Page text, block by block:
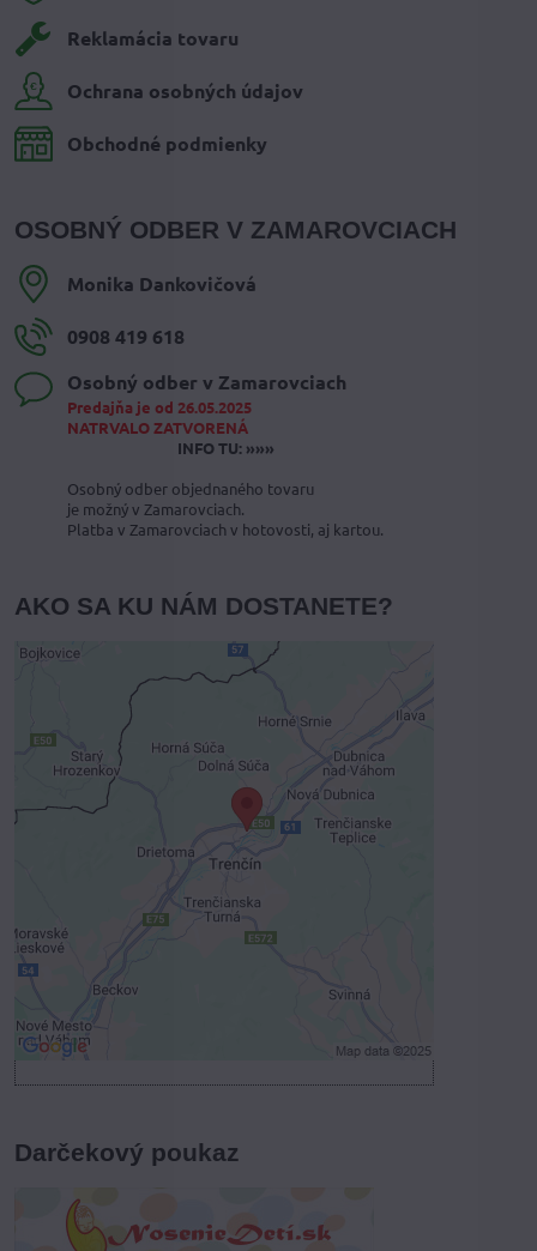
Reklamácia tovaru
Ochrana osobných údajov
Obchodné podmienky
OSOBNÝ ODBER V ZAMAROVCIACH
Monika Dankovičová
0908 419 618
Osobný odber v Zamarovciach
Predajňa je od 26.05.2025
NATRVALO ZATVORENÁ
INFO TU: »»»
Osobný odber objednaného tovaru
je možný v Zamarovciach.
Platba v Zamarovciach v hotovosti, aj kartou.
AKO SA KU NÁM DOSTANETE?
Externý obsah je blokovaný
Voľbami súkromia
Prajete si načítať externý obsah?
Povoliť tentokrát
Povoliť a zapamätať - súhlas s druhom
cookie: Funkčné
Darčekový poukaz